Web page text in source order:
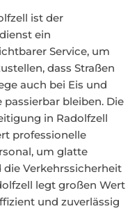
ist der
ein
Service, um
dass Straßen
auch bei Eis und
passierbar bleiben. Die
in Radolfzell
professionelle
um glatte
Verkehrssicherheit
legt großen Wert
und zuverlässig